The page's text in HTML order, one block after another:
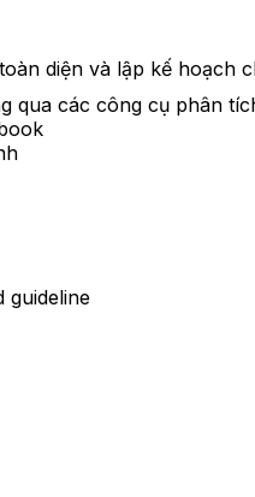
diện và lập kế hoạch
qua các công cụ phân
guideline